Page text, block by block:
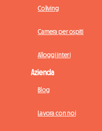
Coliving
Camera per ospiti
Alloggi interi
Azienda
Blog
Lavora con noi